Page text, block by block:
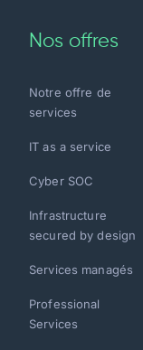
Nos offres
Notre offre de
services
IT as a service
Cyber SOC
Infrastructure
secured by design
Services managés
Professional
Services